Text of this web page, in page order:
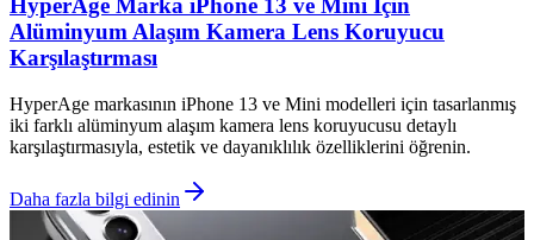
HyperAge Marka iPhone 13 ve Mini İçin
Alüminyum Alaşım Kamera Lens Koruyucu
Karşılaştırması
HyperAge markasının iPhone 13 ve Mini modelleri için tasarlanmış
iki farklı alüminyum alaşım kamera lens koruyucusu detaylı
karşılaştırmasıyla, estetik ve dayanıklılık özelliklerini öğrenin.
Daha fazla bilgi edinin